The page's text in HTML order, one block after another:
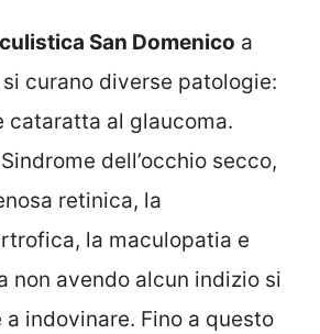
San Domenico a
curano diverse patologie:
cataratta al glaucoma.
dell’occhio secco,
retinica, la
la maculopatia e
non avendo alcun indizio si
indovinare. Fino a questo